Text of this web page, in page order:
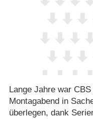
Lange Jahre war
Montagabend in
überlegen, dank